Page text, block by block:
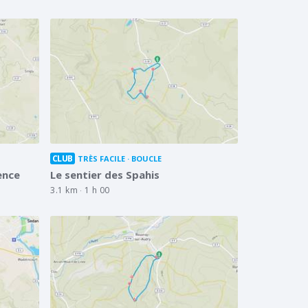
CLUB TRÈS FACILE BOUCLE
Le sentier des Spahis
3.1 km 1 h 00